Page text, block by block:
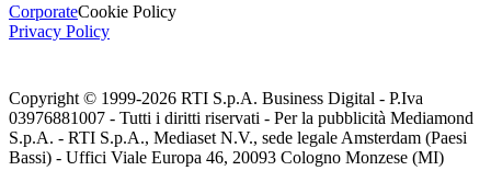
CorporateCookie Policy
Privacy Policy
Copyright © 1999-2026 RTI S.p.A. Business Digital - P.Iva
03976881007 - Tutti i diritti riservati - Per la pubblicità Mediamond
S.p.A. - RTI S.p.A., Mediaset N.V., sede legale Amsterdam (Paesi
Bassi) - Uffici Viale Europa 46, 20093 Cologno Monzese (MI)